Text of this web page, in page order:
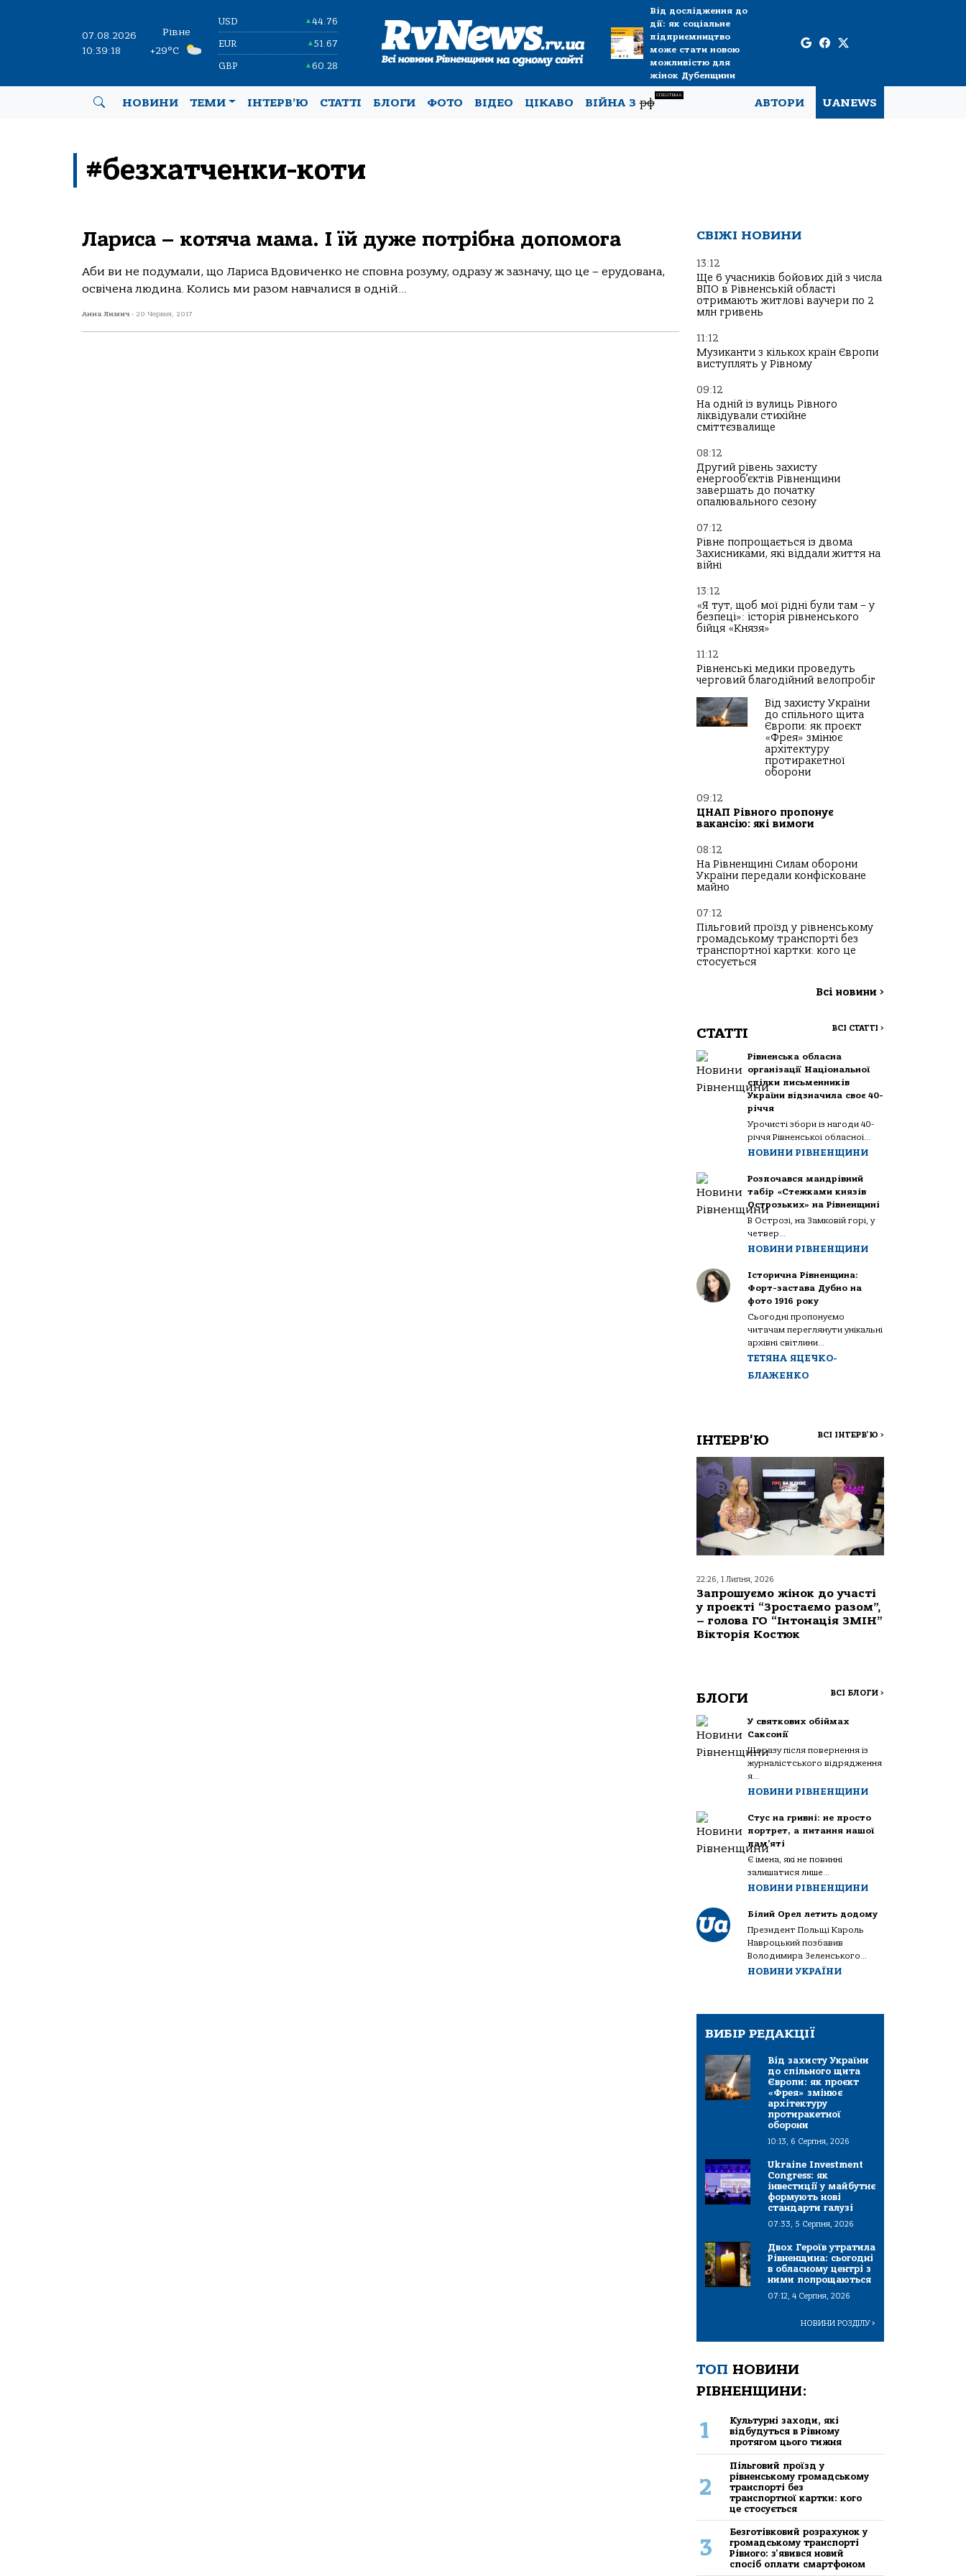
07.08.2026
10:39:18
Рівне
+29°C
USD ▲44.76
EUR ▲51.67
GBP ▲60.28
Від дослідження до
дії: як соціальне
підприємництво
може стати новою
можливістю для
жінок Дубенщини
НОВИНИ ТЕМИ ІНТЕРВ’Ю СТАТТІ БЛОГИ ФОТО ВІДЕО ЦІКАВО ВІЙНА Зрф
СПЕЦТЕМА
АВТОРИ UANEWS
#безхатченки-коти
Лариса – котяча мама. І їй дуже потрібна допомога
Аби ви не подумали, що Лариса Вдовиченко не сповна розуму, одразу ж зазначу, що це – ерудована,
освічена людина. Колись ми разом навчалися в одній...
Анна Лимич - 20 Червня, 2017
СВІЖІ НОВИНИ
13:12
Ще 6 учасників бойових дій з числа
ВПО в Рівненській області
отримають житлові ваучери по 2
млн гривень
11:12
Музиканти з кількох країн Європи
виступлять у Рівному
09:12
На одній із вулиць Рівного
ліквідували стихійне
сміттєзвалище
08:12
Другий рівень захисту
енергооб’єктів Рівненщини
завершать до початку
опалювального сезону
07:12
Рівне попрощається із двома
Захисниками, які віддали життя на
війні
13:12
«Я тут, щоб мої рідні були там – у
безпеці»: історія рівненського
бійця «Князя»
11:12
Рівненські медики проведуть
черговий благодійний велопробіг
Від захисту України
до спільного щита
Європи: як проєкт
«Фрея» змінює
архітектуру
протиракетної
оборони
09:12
ЦНАП Рівного пропонує
вакансію: які вимоги
08:12
На Рівненщині Силам оборони
України передали конфісковане
майно
07:12
Пільговий проїзд у рівненському
громадському транспорті без
транспортної картки: кого це
стосується
Всі новини >
СТАТТІ ВСІ СТАТТІ >
Рівненська обласна
організації Національної
спілки письменників
України відзначила своє 40-
річчя
Урочисті збори із нагоди 40-
річчя Рівненської обласної...
НОВИНИ РІВНЕНЩИНИ
Розпочався мандрівний
табір «Стежками князів
Острозьких» на Рівненщині
В Острозі, на Замковій горі, у
четвер...
НОВИНИ РІВНЕНЩИНИ
Історична Рівненщина:
Форт-застава Дубно на
фото 1916 року
Сьогодні пропонуємо
читачам переглянути унікальні
архівні світлини...
ТЕТЯНА ЯЦЕЧКО-
БЛАЖЕНКО
ІНТЕРВ'Ю ВСІ ІНТЕРВ'Ю >
22:26, 1 Липня, 2026
Запрошуємо жінок до участі
у проєкті “Зростаємо разом”,
– голова ГО “Інтонація ЗМІН”
Вікторія Костюк
БЛОГИ ВСІ БЛОГИ >
У святкових обіймах
Саксонії
Щоразу після повернення із
журналістського відрядження
я...
НОВИНИ РІВНЕНЩИНИ
Стус на гривні: не просто
портрет, а питання нашої
пам’яті
Є імена, які не повинні
залишатися лише...
НОВИНИ РІВНЕНЩИНИ
Білий Орел летить додому
Президент Польщі Кароль
Навроцький позбавив
Володимира Зеленського...
НОВИНИ УКРАЇНИ
ВИБІР РЕДАКЦІЇ
Від захисту України
до спільного щита
Європи: як проєкт
«Фрея» змінює
архітектуру
протиракетної
оборони
10:13, 6 Серпня, 2026
Ukraine Investment
Congress: як
інвестиції у майбутнє
формують нові
стандарти галузі
07:33, 5 Серпня, 2026
Двох Героїв утратила
Рівненщина: сьогодні
в обласному центрі з
ними попрощаються
07:12, 4 Серпня, 2026
НОВИНИ РОЗДІЛУ>
ТОП НОВИНИ
РІВНЕНЩИНИ:
1
Культурні заходи, які
відбудуться в Рівному
протягом цього тижня
2
Пільговий проїзд у
рівненському громадському
транспорті без
транспортної картки: кого
це стосується
3
Безготівковий розрахунок у
громадському транспорті
Рівного: з'явився новий
спосіб оплати смартфоном